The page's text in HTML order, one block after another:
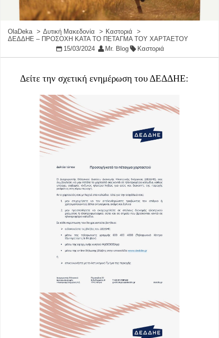
OlaDeka Δυτική Μακεδονία
Καστοριά
ΔΕΔΔΗΕ – ΠΡΟΣΟΧΗ ΚΑΤΑ ΤΟ ΠΕΤΑΓΜΑ ΤΟΥ ΧΑΡΤΑΕΤΟΥ
15/03/2024
Mr. Blog Καστοριά
Δείτε την σχετική ενημέρωση του ΔΕΔΔΗΕ: